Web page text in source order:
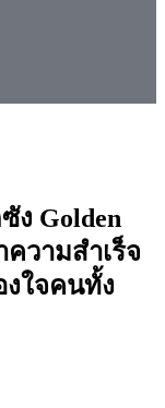
ง Golden
ความสำเร็จ
ใจคนทั้ง